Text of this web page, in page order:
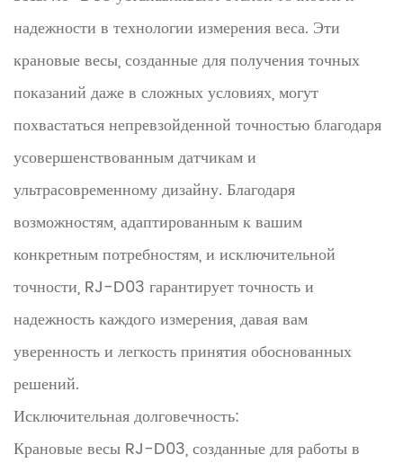
надежности в технологии измерения веса. Эти
крановые весы, созданные для получения точных
показаний даже в сложных условиях, могут
похвастаться непревзойденной точностью благодаря
усовершенствованным датчикам и
ультрасовременному дизайну. Благодаря
возможностям, адаптированным к вашим
конкретным потребностям, и исключительной
точности, RJ-D03 гарантирует точность и
надежность каждого измерения, давая вам
уверенность и легкость принятия обоснованных
решений.
Исключительная долговечность:
Крановые весы RJ-D03, созданные для работы в